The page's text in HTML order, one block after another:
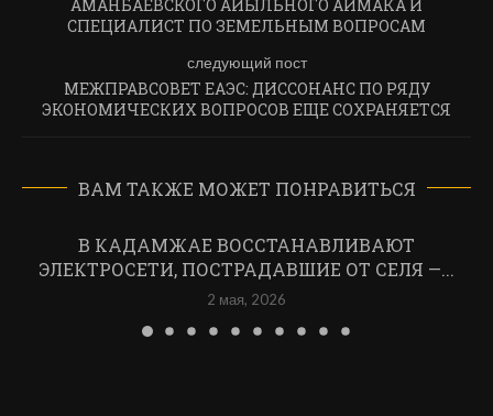
АМАНБАЕВСКОГО АЙЫЛЬНОГО АЙМАКА И
СПЕЦИАЛИСТ ПО ЗЕМЕЛЬНЫМ ВОПРОСАМ
следующий пост
МЕЖПРАВСОВЕТ ЕАЭС: ДИССОНАНС ПО РЯДУ
ЭКОНОМИЧЕСКИХ ВОПРОСОВ ЕЩЕ СОХРАНЯЕТСЯ
ВАМ ТАКЖЕ МОЖЕТ ПОНРАВИТЬСЯ
В КАДАМЖАЕ ВОССТАНАВЛИВАЮТ
ЭЛЕКТРОСЕТИ, ПОСТРАДАВШИЕ ОТ СЕЛЯ —...
2 мая, 2026